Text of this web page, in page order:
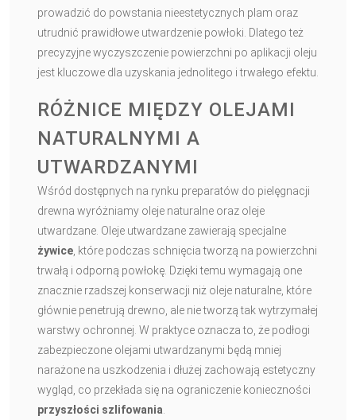
prowadzić do powstania nieestetycznych plam oraz
utrudnić prawidłowe utwardzenie powłoki. Dlatego też
precyzyjne wyczyszczenie powierzchni po aplikacji oleju
jest kluczowe dla uzyskania jednolitego i trwałego efektu.
RÓŻNICE MIĘDZY OLEJAMI
NATURALNYMI A
UTWARDZANYMI
Wśród dostępnych na rynku preparatów do pielęgnacji
drewna wyróżniamy oleje naturalne oraz oleje
utwardzane. Oleje utwardzane zawierają specjalne
żywice , które podczas schnięcia tworzą na powierzchni
trwałą i odporną powłokę. Dzięki temu wymagają one
znacznie rzadszej konserwacji niż oleje naturalne, które
głównie penetrują drewno, ale nie tworzą tak wytrzymałej
warstwy ochronnej. W praktyce oznacza to, że podłogi
zabezpieczone olejami utwardzanymi będą mniej
narażone na uszkodzenia i dłużej zachowają estetyczny
wygląd, co przekłada się na ograniczenie konieczności
przyszłości szlifowania